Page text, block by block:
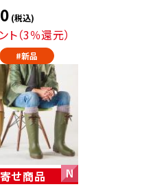
(税込)
（3％還元）
#新品
せ商品